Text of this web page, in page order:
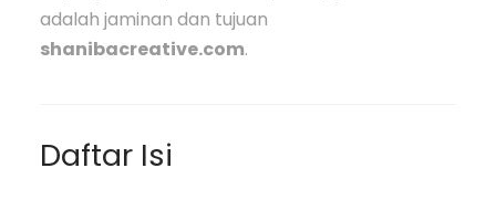
adalah jaminan dan tujuan
shanibacreative.com.
Daftar Isi